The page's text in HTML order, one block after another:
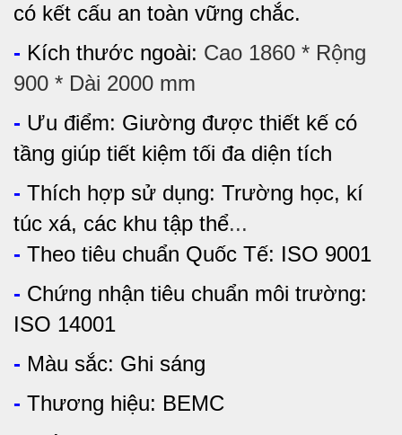
có kết cấu an toàn vững chắc.
- Kích thước ngoài: Cao 1860 * Rộng
900 * Dài 2000 mm
- Ưu điểm: Giường được thiết kế có
tầng giúp tiết kiệm tối đa diện tích
- Thích hợp sử dụng: Trường học, kí
túc xá, các khu tập thể...
- Theo tiêu chuẩn Quốc Tế: ISO 9001
- Chứng nhận tiêu chuẩn môi trường:
ISO 14001
- Màu sắc: Ghi sáng
- Thương hiệu: BEMC